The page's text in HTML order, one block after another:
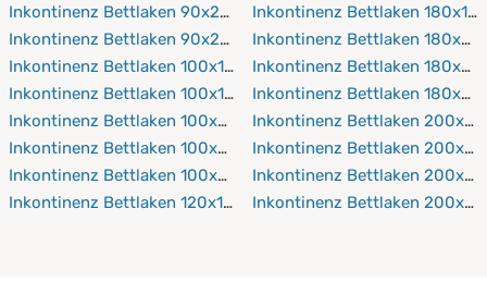
Inkontinenz Bettlaken 90x210 cm
Inkontinenz Bettlaken 90x220 cm
Inkontinenz Bettlaken 100x150 cm
Inkontinenz Bettlaken 100x190 cm
Inkontinenz Bettlaken 100x200 cm
Inkontinenz Bettlaken 100x210 cm
Inkontinenz Bettlaken 100x220 cm
Inkontinenz Bettlaken 120x190 cm
Inkontinenz Bettlaken
Inkontinenz Bettlaken
Inkontinenz Bettlaken
Inkontinenz Bettlaken
Inkontinenz Bettlaken
Inkontinenz Bettlaken
Inkontinenz Bettlaken
Inkontinenz Bettlaken